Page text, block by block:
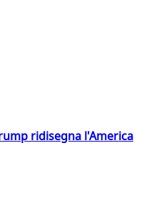
ridisegna l'America